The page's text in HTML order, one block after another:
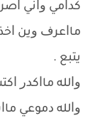
ﻛﺪﺍﻣﻲ ﻭﺍﻧﻲ
ﻣﺎﺍﻋﺮﻑ ﻭﻳﻦ
ﻳﺘﺒﻊ .
ﻭﺍﻟﻠﻪ ﻣﺎﺍﻛﺪﺭ
ﻭﺍﻟﻠﻪ ﺩﻣﻮﻋﻲ